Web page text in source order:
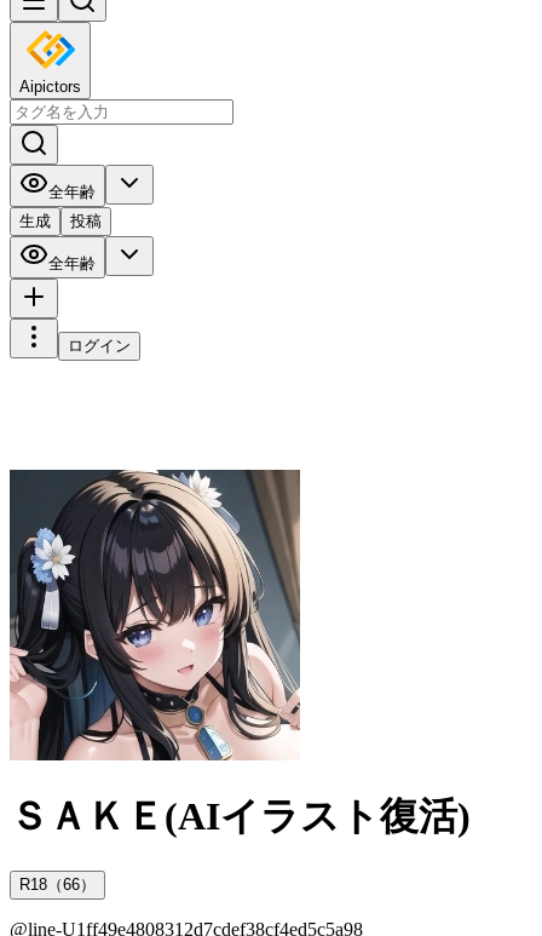
Aipictors
全年齢
生成
投稿
全年齢
ログイン
ＳＡＫＥ(AIイラスト復活)
R18（66）
@line-U1ff49e4808312d7cdef38cf4ed5c5a98